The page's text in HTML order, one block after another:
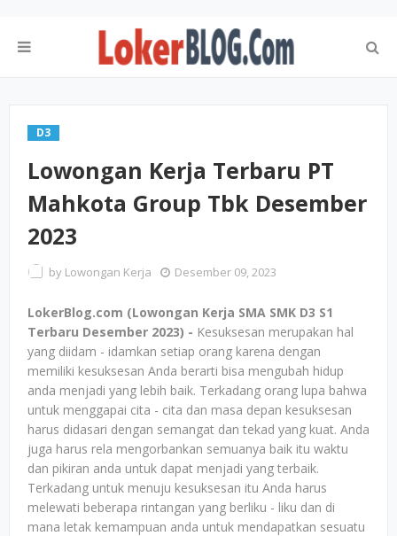
D3
Lowongan Kerja Terbaru PT
Mahkota Group Tbk Desember
2023
by Lowongan Kerja Desember 09, 2023
LokerBlog.com (Lowongan Kerja SMA SMK D3 S1
Terbaru Desember 2023) - Kesuksesan merupakan hal
yang diidam - idamkan setiap orang karena dengan
memiliki kesuksesan Anda berarti bisa mengubah hidup
anda menjadi yang lebih baik. Terkadang orang lupa bahwa
untuk menggapai cita - cita dan masa depan kesuksesan
harus didasari dengan semangat dan tekad yang kuat. Anda
juga harus rela mengorbankan semuanya baik itu waktu
dan pikiran anda untuk dapat menjadi yang terbaik.
Terkadang untuk menuju kesuksesan itu Anda harus
melewati beberapa rintangan yang berliku - liku dan di
mana letak kemampuan anda untuk mendapatkan sesuatu